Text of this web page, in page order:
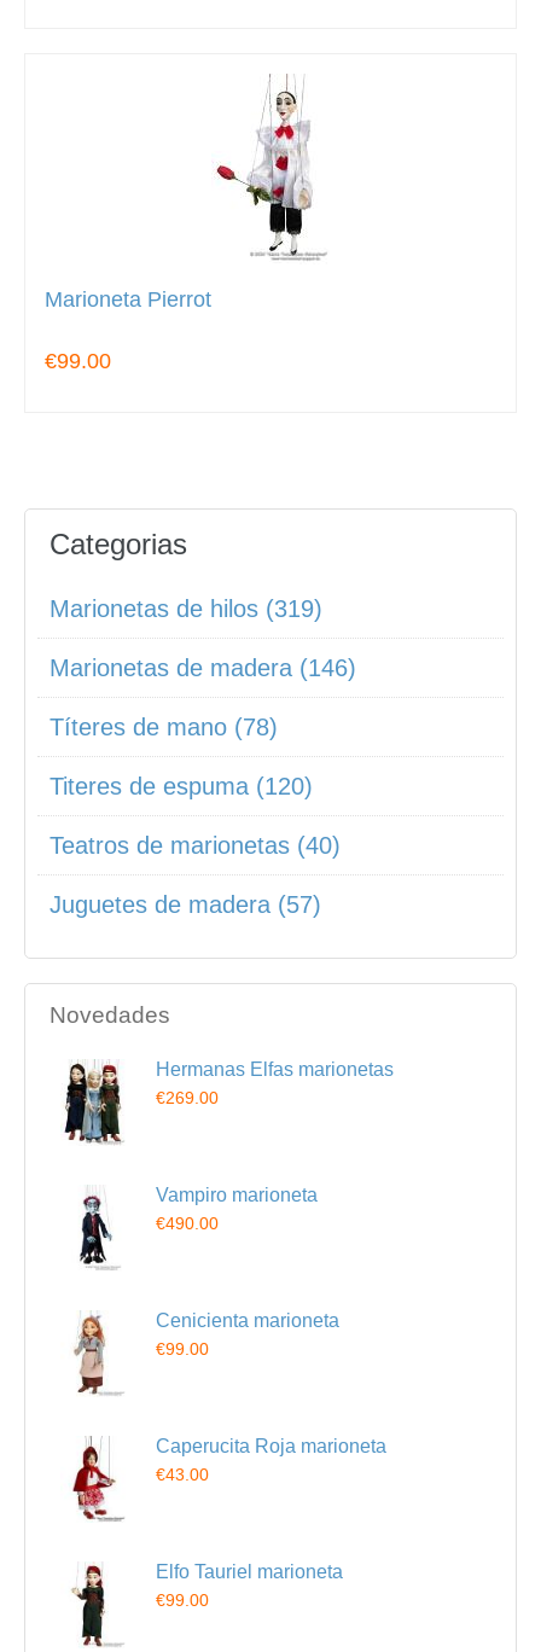
Marioneta Pierrot
€99.00
Categorias
Marionetas de hilos (319)
Marionetas de madera (146)
Títeres de mano (78)
Titeres de espuma (120)
Teatros de marionetas (40)
Juguetes de madera (57)
Novedades
Hermanas Elfas marionetas
€269.00
Vampiro marioneta
€490.00
Cenicienta marioneta
€99.00
Caperucita Roja marioneta
€43.00
Elfo Tauriel marioneta
€99.00